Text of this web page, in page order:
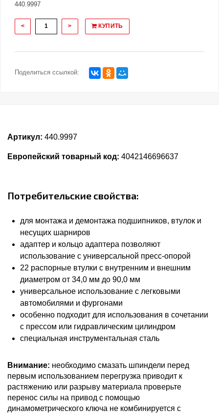
440.9997
< > КУПИТЬ
Поделиться ссылкой:
Артикул: 440.9997
Европейский товарный код: 4042146696637
Потребительские свойства:
для монтажа и демонтажа подшипников, втулок и
несущих шарниров
адаптер и кольцо адаптера позволяют
использование с универсальной пресс-опорой
22 распорные втулки с внутренним и внешним
диаметром от 34,0 мм до 90,0 мм
универсальное использование с легковыми
автомобилями и фургонами
особенно подходит для использования в сочетании
с прессом или гидравлическим цилиндром
специальная инструментальная сталь
Внимание: необходимо смазать шпиндели перед
первым использованием перегрузка приводит к
растяжению или разрыву материала проверьте
перенос силы на привод с помощью
динамометрического ключа не комбинируется с